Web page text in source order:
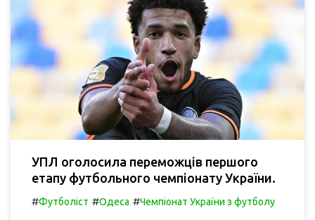
УПЛ оголосила переможців першого
етапу футбольного чемпіонату України.
#Футболіст #Одеса #Чемпіонат України з футболу